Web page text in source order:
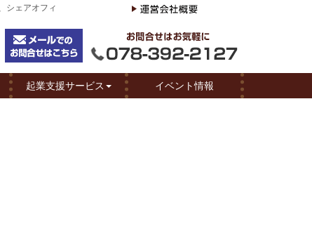
シェアオフィ
起業支援サービス イベント情報